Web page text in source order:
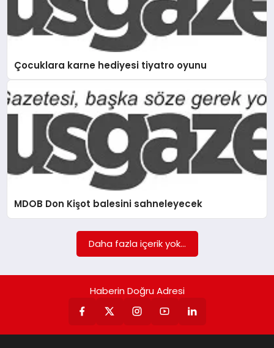
Çocuklara karne hediyesi tiyatro oyunu
MDOB Don Kişot balesini sahneleyecek
Daha fazla içerik yok...
Haberin Doğru Adresi